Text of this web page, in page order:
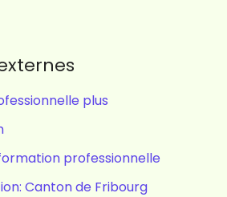
plus
professionnelle
Canton de Fribourg